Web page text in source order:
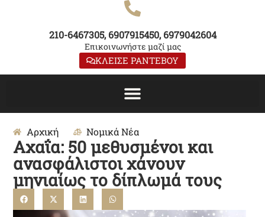
210-6467305, 6907915450, 6979042604
Επικοινωνήστε μαζί μας
ΚΛΕΙΣΕ ΡΑΝΤΕΒΟΥ
Αρχική Νομικά Νέα
Αχαΐα: 50 μεθυσμένοι και
ανασφάλιστοι χάνουν
μηνιαίως το δίπλωμά τους